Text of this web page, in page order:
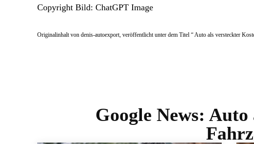
Copyright Bild: ChatGPT Image
Originalinhalt von denis-autoexport, veröffentlicht unter dem Titel “ Auto als versteckter
Google News: Auto